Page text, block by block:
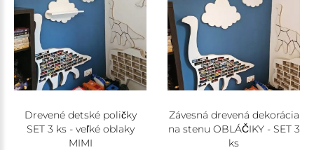
Drevené detské poličky
SET 3 ks - veľké oblaky
MIMI
Závesná drevená dekorácia
na stenu OBLÁČIKY - SET 3
ks